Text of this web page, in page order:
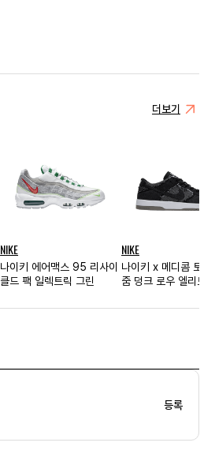
더보기
NIKE
나이키 에어맥스 95 리사이
클드 팩 일렉트릭 그린
NIKE
나이키 x 메디콤 토
줌 덩크 로우 엘리트
등록